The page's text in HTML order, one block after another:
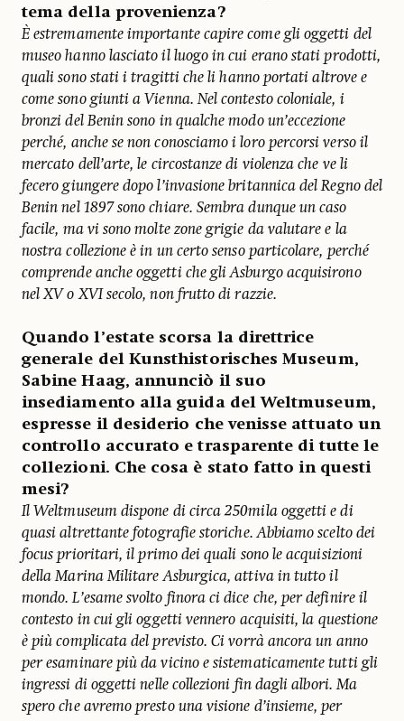
tema della provenienza?
È estremamente importante capire come gli oggetti del
museo hanno lasciato il luogo in cui erano stati prodotti,
quali sono stati i tragitti che li hanno portati altrove e
come sono giunti a Vienna. Nel contesto coloniale, i
bronzi del Benin sono in qualche modo un’eccezione
perché, anche se non conosciamo i loro percorsi verso il
mercato dell’arte, le circostanze di violenza che ve li
fecero giungere dopo l’invasione britannica del Regno del
Benin nel 1897 sono chiare. Sembra dunque un caso
facile, ma vi sono molte zone grigie da valutare e la
nostra collezione è in un certo senso particolare, perché
comprende anche oggetti che gli Asburgo acquisirono
nel XV o XVI secolo, non frutto di razzie.
Quando l’estate scorsa la direttrice
generale del Kunsthistorisches Museum,
Sabine Haag, annunciò il suo
insediamento alla guida del Weltmuseum,
espresse il desiderio che venisse attuato un
controllo accurato e trasparente di tutte le
collezioni. Che cosa è stato fatto in questi
mesi?
Il Weltmuseum dispone di circa 250mila oggetti e di
quasi altrettante fotografie storiche. Abbiamo scelto dei
focus prioritari, il primo dei quali sono le acquisizioni
della Marina Militare Asburgica, attiva in tutto il
mondo. L’esame svolto finora ci dice che, per definire il
contesto in cui gli oggetti vennero acquisiti, la questione
è più complicata del previsto. Ci vorrà ancora un anno
per esaminare più da vicino e sistematicamente tutti gli
ingressi di oggetti nelle collezioni fin dagli albori. Ma
spero che avremo presto una visione d’insieme, per